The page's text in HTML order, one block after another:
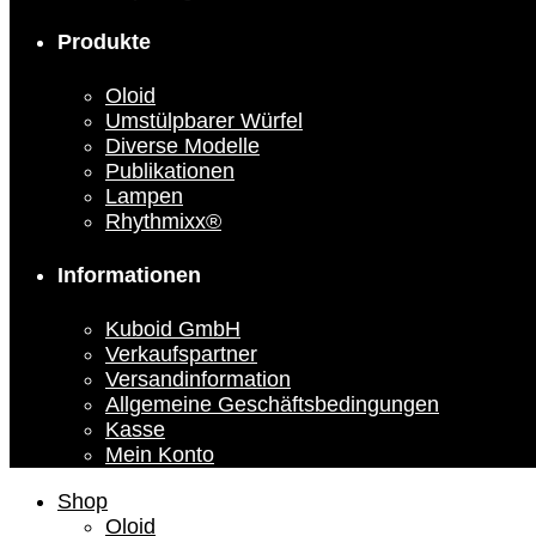
Produkte
Oloid
Umstülpbarer Würfel
Diverse Modelle
Publikationen
Lampen
Rhythmixx®
Informationen
Kuboid GmbH
Verkaufspartner
Versandinformation
Allgemeine Geschäftsbedingungen
Kasse
Mein Konto
Shop
Oloid